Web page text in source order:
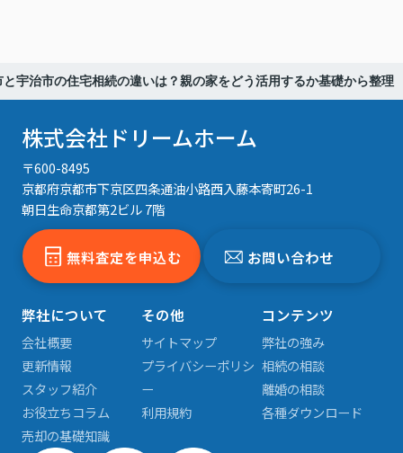
と宇治市の住宅相続の違いは？親の家をどう活用するか基礎から整理
株式会社ドリームホーム
〒600-8495
京都府京都市下京区四条通油小路西入藤本寄町26-1
朝日生命京都第2ビル 7階
無料査定を申込む お問い合わせ
弊社について
会社概要
更新情報
スタッフ紹介
お役立ちコラム
売却の基礎知識
その他
サイトマップ
プライバシーポリシ
ー
利用規約
コンテンツ
弊社の強み
相続の相談
離婚の相談
各種ダウンロード